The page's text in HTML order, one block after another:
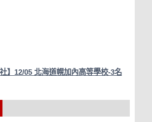
社】12/05 北海道幌加內高等學校-3名